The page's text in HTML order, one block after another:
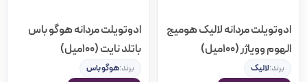
ادوتویلت مردانه لالیک هومیج
الهوم وویاژر (100میل)
برند:لالیک
ادوتویلت مردانه هوگو باس
باتلد نایت (100میل)
برند:هوگو باس